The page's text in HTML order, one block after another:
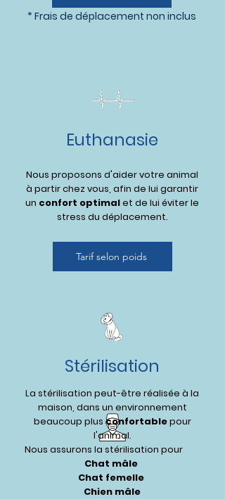
* Frais de déplacement non inclus
Euthanasie
Nous proposons d'aider votre animal
à partir chez vous, afin de lui garantir
un confort optimalet de lui éviter le
stress du déplacement.
Tarif selon poids
Stérilisation
La stérilisation peut-être réalisée à la
maison, dans un environnement
beaucoup plusconfortablepour
l'animal.
Nous assurons la stérilisation pour
Chat mâle
Chat femelle
Chien mâle